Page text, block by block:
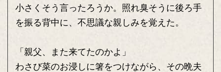
小さくそう言ったろうか。照れ臭そうに後ろ手
を振る背中に、不思議な親しみを覚えた。
「親父、また来てたのかよ」
わさび菜のお浸しに箸をつけながら、その晩夫